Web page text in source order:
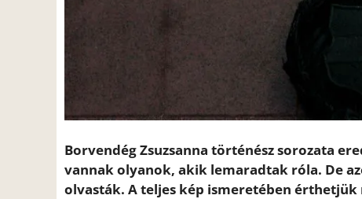
Borvendég Zsuzsanna történész sorozata
vannak olyanok, akik lemaradtak róla. De
olvasták. A teljes kép ismeretében